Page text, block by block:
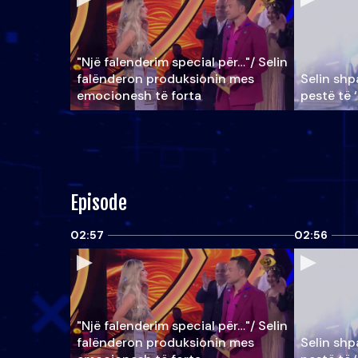
"Një falenderim special për…"/ Selin
falënderon produksionin mes
emocionesh të forta
Selin
pestë të
Episode
02:57
"Një falenderim special për…"/ Selin
falënderon produksionin mes
02:56
Selin